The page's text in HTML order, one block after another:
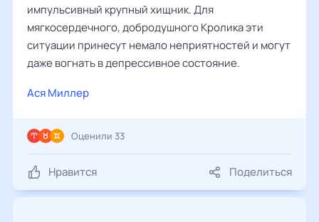
импульсивный крупный хищник. Для
мягкосердечного, добродушного Кролика эти
ситуации принесут немало неприятностей и могут
даже вогнать в депрессивное состояние.
Ася Миллер
Нравится Поделиться
Оценили 33